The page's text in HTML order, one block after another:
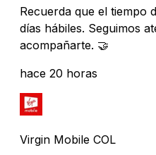
Recuerda que el tiempo
días hábiles. Seguimos
acompañarte. 🤝
hace 20 horas
Virgin Mobile COL